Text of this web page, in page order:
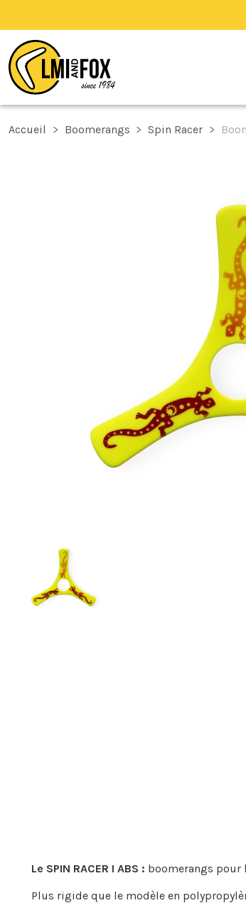
Accueil Boomerangs Spin Racer
Le SPIN RACER I ABS : boomerangs pour
Plus rigide que le modèle en